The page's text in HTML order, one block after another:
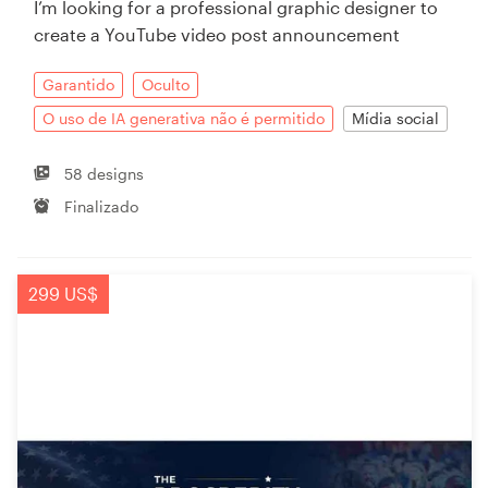
I’m looking for a professional graphic designer to
create a YouTube video post announcement
Garantido
Oculto
O uso de IA generativa não é permitido
Mídia social
58 designs
Finalizado
299 US$